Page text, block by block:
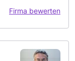
Firma bewerten